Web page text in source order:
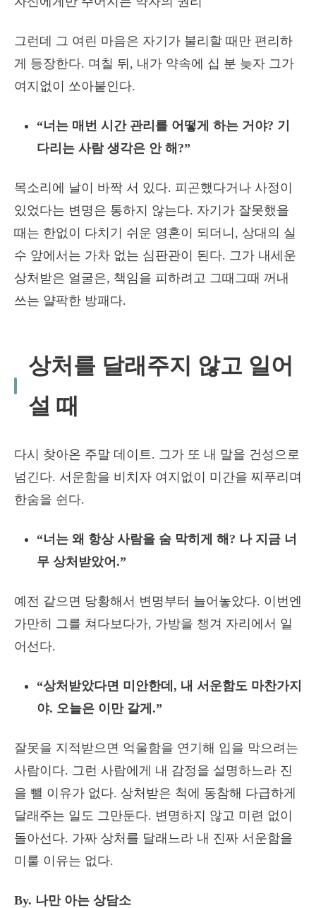
그런데 그 여린 마음은 자기가 불리할 때만 편리하
게 등장한다. 며칠 뒤, 내가 약속에 십 분 늦자 그가
여지없이 쏘아붙인다.
“너는 매번 시간 관리를 어떻게 하는 거야? 기
다리는 사람 생각은 안 해?”
목소리에 날이 바짝 서 있다. 피곤했다거나 사정이
있었다는 변명은 통하지 않는다. 자기가 잘못했을
때는 한없이 다치기 쉬운 영혼이 되더니, 상대의 실
수 앞에서는 가차 없는 심판관이 된다. 그가 내세운
상처받은 얼굴은, 책임을 피하려고 그때그때 꺼내
쓰는 얄팍한 방패다.
상처를 달래주지 않고 일어
설 때
다시 찾아온 주말 데이트. 그가 또 내 말을 건성으로
넘긴다. 서운함을 비치자 여지없이 미간을 찌푸리며
한숨을 쉰다.
“너는 왜 항상 사람을 숨 막히게 해? 나 지금 너
무 상처받았어.”
예전 같으면 당황해서 변명부터 늘어놓았다. 이번엔
가만히 그를 쳐다보다가, 가방을 챙겨 자리에서 일
어선다.
“상처받았다면 미안한데, 내 서운함도 마찬가지
야. 오늘은 이만 갈게.”
잘못을 지적받으면 억울함을 연기해 입을 막으려는
사람이다. 그런 사람에게 내 감정을 설명하느라 진
을 뺄 이유가 없다. 상처받은 척에 동참해 다급하게
달래주는 일도 그만둔다. 변명하지 않고 미련 없이
돌아선다. 가짜 상처를 달래느라 내 진짜 서운함을
미룰 이유는 없다.
By. 나만 아는 상담소